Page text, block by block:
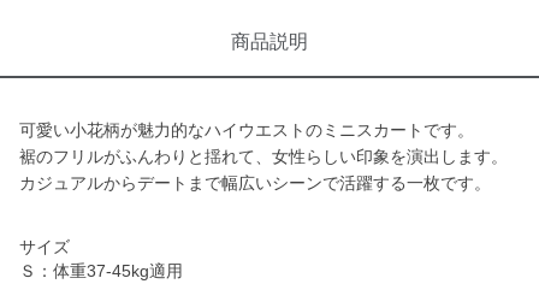
商品説明
可愛い小花柄が魅力的なハイウエストのミニスカートです。
裾のフリルがふんわりと揺れて、女性らしい印象を演出します。
カジュアルからデートまで幅広いシーンで活躍する一枚です。
サイズ
Ｓ：体重37-45kg適用